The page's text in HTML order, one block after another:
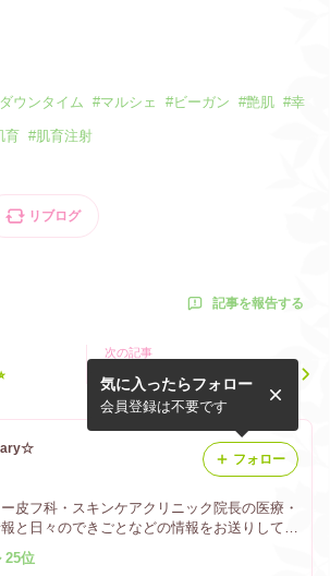
ダウンタイム #マルシェ #ビーガン #艶肌 #幸
育 #肌育注射
リブログ
記事を報告する
次の記事
ドクターズコスメ☆
皮フ科・スキンケアクリニック院長の医療・
と日々のできごとなどの情報をお送りしてい
なインコとお菓子やお料理、パン作りなどの
も紹介していきます
気に入ったらフォロー
会員登録は不要です
フォロー
25位